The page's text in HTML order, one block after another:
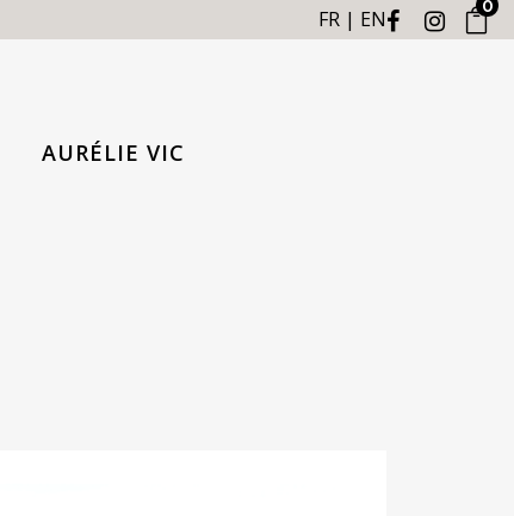
FR EN
0
AURÉLIE VIC